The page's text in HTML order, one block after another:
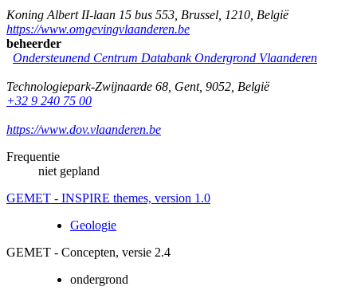
Koning Albert II-laan 15 bus 553 Brussel 1210 België
https://www.omgevingvlaanderen.be
beheerder
Ondersteunend Centrum Databank Ondergrond Vlaanderen
Technologiepark-Zwijnaarde 68 Gent, 9052 België
+32 9 240 75 00
https://www.dov.vlaanderen.be
Frequentie
niet gepland
GEMET - INSPIRE themes, version 1.0
Geologie
GEMET - Concepten, versie 2.4
ondergrond